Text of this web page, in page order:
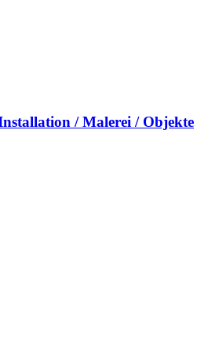
/ Malerei / Objekte